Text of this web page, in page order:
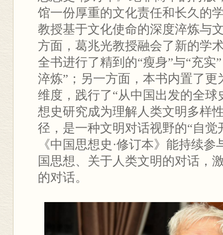
馆一份厚重的文化责任和长久的
教授基于文化使命的深度淬炼与
方面，葛兆光教授融会了新的学
全书进行了精到的“瘦身”与“充实
淬炼”；另一方面，本书内置了
维度，践行了“从中国出发的全球
想史研究成为理解人类文明多样
径，是一种文明对话视野的“自觉
《中国思想史·修订本》能持续
国思想、关于人类文明的对话，
的对话。